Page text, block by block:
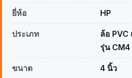
ยี่ห้อ HP
ประเภท
ล้อ
รุ่น CM4
ขนาด 4 นิ้ว